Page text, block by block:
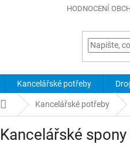
HODNOCENÍ
Kancelářské potřeby
Domů Kancelářské potřeby
Kancelářské